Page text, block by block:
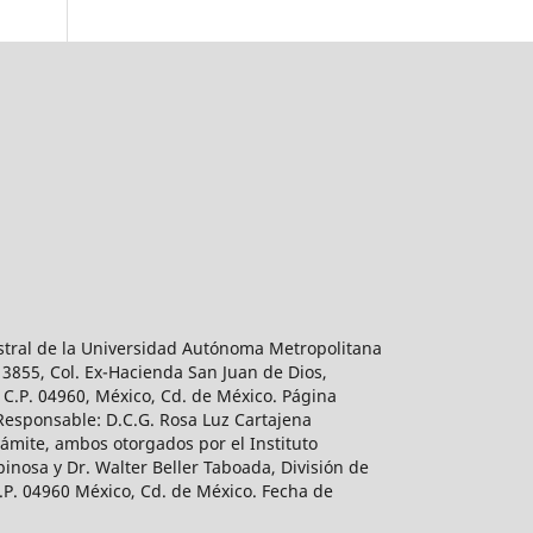
de la Universidad Autónoma Metropolitana
Col. Ex-Hacienda San Juan de Dios,
04960, México, Cd. de México. Página
D.C.G. Rosa Luz Cartajena
ambos otorgados por el Instituto
y Dr. Walter Beller Taboada, División de
04960 México, Cd. de México. Fecha de